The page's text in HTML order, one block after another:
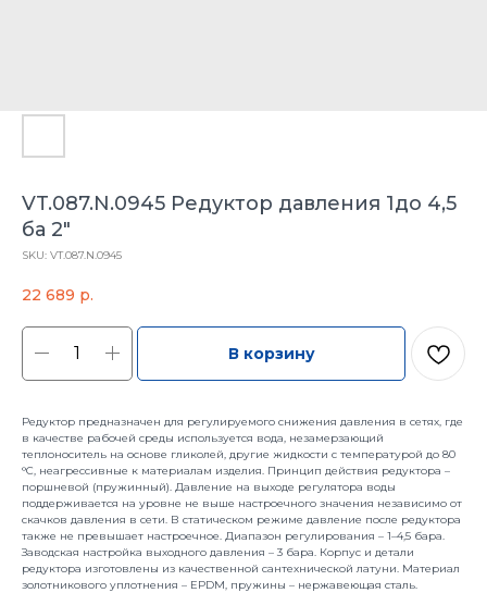
VT.087.N.0945 Редуктор давления 1до 4,5
ба 2"
SKU: VT.087.N.0945
22 689 р.
В корзину
Редуктор предназначен для регулируемого снижения давления в сетях, где
в качестве рабочей среды используется вода, незамерзающий
теплоноситель на основе гликолей, другие жидкости с температурой до 80
°С, неагрессивные к материалам изделия. Принцип действия редуктора –
поршневой (пружинный). Давление на выходе регулятора воды
поддерживается на уровне не выше настроечного значения независимо от
скачков давления в сети. В статическом режиме давление после редуктора
также не превышает настроечное. Диапазон регулирования – 1–4,5 бара.
Заводская настройка выходного давления – 3 бара. Корпус и детали
редуктора изготовлены из качественной сантехнической латуни. Материал
золотникового уплотнения – EPDM, пружины – нержавеющая сталь.